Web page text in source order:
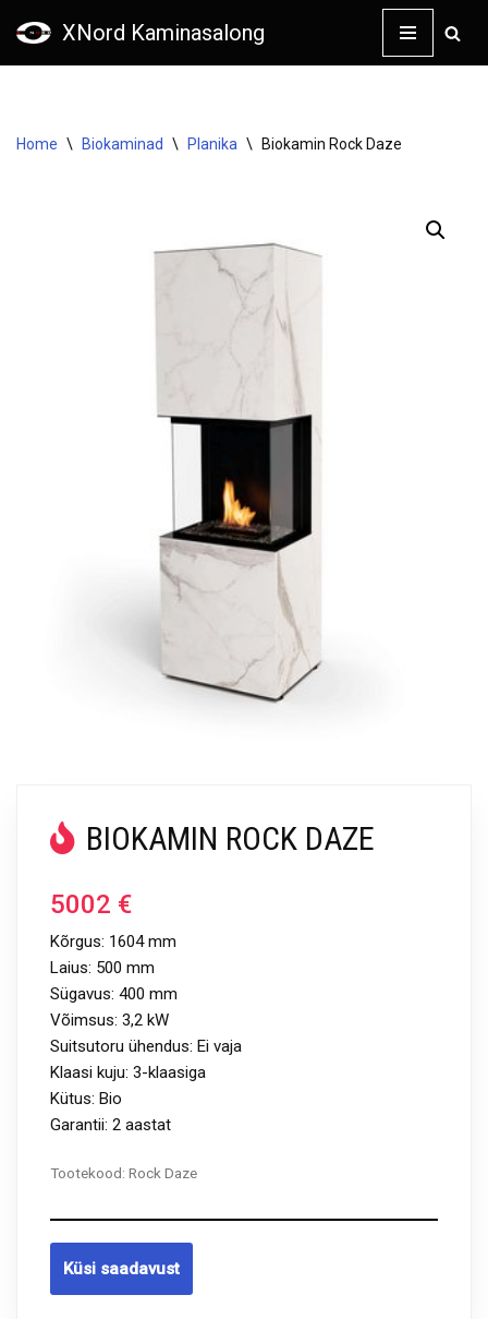
XNord Kaminasalong
Home \ Biokaminad \ Planika \ Biokamin Rock Daze
BIOKAMIN ROCK DAZE
5002 €
Kõrgus: 1604 mm
Laius: 500 mm
Sügavus: 400 mm
Võimsus: 3,2 kW
Suitsutoru ühendus: Ei vaja
Klaasi kuju: 3-klaasiga
Kütus: Bio
Garantii: 2 aastat
Tootekood: Rock Daze
Küsi saadavust